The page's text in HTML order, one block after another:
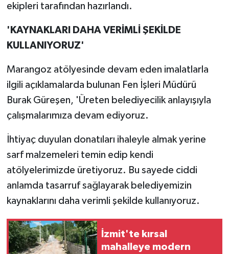
ekipleri tarafından hazırlandı.
'KAYNAKLARI DAHA VERİMLİ ŞEKİLDE
KULLANIYORUZ'
Marangoz atölyesinde devam eden imalatlarla
ilgili açıklamalarda bulunan Fen İşleri Müdürü
Burak Güreşen, 'Üreten belediyecilik anlayışıyla
çalışmalarımıza devam ediyoruz.
İhtiyaç duyulan donatıları ihaleyle almak yerine
sarf malzemeleri temin edip kendi
atölyelerimizde üretiyoruz. Bu sayede ciddi
anlamda tasarruf sağlayarak belediyemizin
kaynaklarını daha verimli şekilde kullanıyoruz.
İzmit'te kırsal
mahalleye modern